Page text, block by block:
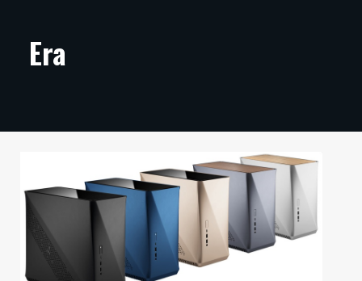
ARTIKKELIT
TECHBBS
HINTA.FI
KAUPPA
VAIHDA TEEMA
Era